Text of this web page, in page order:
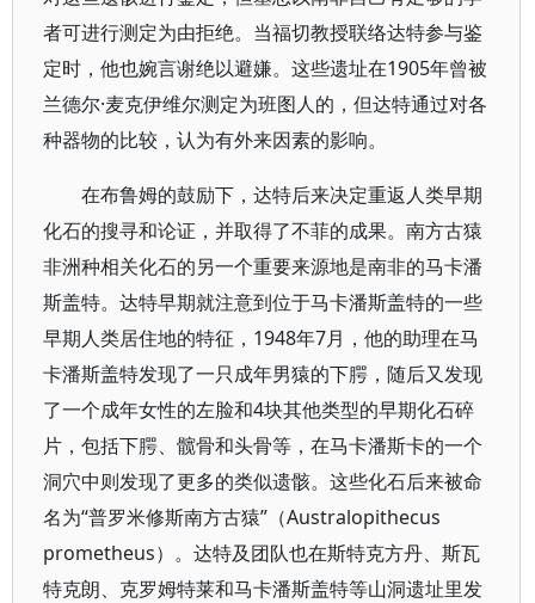
者可进行测定为由拒绝。当福切教授联络达特参与鉴
定时，他也婉言谢绝以避嫌。这些遗址在1905年曾被
兰德尔·麦克伊维尔测定为班图人的，但达特通过对各
种器物的比较，认为有外来因素的影响。
在布鲁姆的鼓励下，达特后来决定重返人类早期
化石的搜寻和论证，并取得了不菲的成果。南方古猿
非洲种相关化石的另一个重要来源地是南非的马卡潘
斯盖特。达特早期就注意到位于马卡潘斯盖特的一些
早期人类居住地的特征，1948年7月，他的助理在马
卡潘斯盖特发现了一只成年男猿的下腭，随后又发现
了一个成年女性的左脸和4块其他类型的早期化石碎
片，包括下腭、髋骨和头骨等，在马卡潘斯卡的一个
洞穴中则发现了更多的类似遗骸。这些化石后来被命
名为“普罗米修斯南方古猿”（Australopithecus
prometheus）。达特及团队也在斯特克方丹、斯瓦
特克朗、克罗姆特莱和马卡潘斯盖特等山洞遗址里发